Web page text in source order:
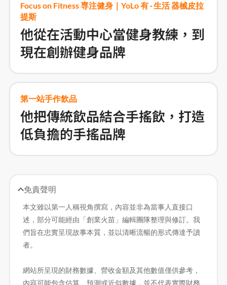
Focus on Fitness 専注健身｜YoLo 有 · 生活 器械皮拉
提斯
他從在活動中心當健身教練，到
現在創辦健身品牌
第一站手作飲品
他把傳統飲品結合手搖飲，打造
低負擔的手搖品牌
免責聲明
本文雖以第一人稱視角撰寫，內容並非為當事人直接口
述，部分可能經由「創業火苗」編輯團隊整理與修訂。我
們旨在忠實呈現故事本質，並以清晰流暢的形式傳達予讀
者。
網站所呈現的財務數據、營收金額及其他數值僅供參考，
內容可能包含估算、預測或近似數據，並不代表實際財務